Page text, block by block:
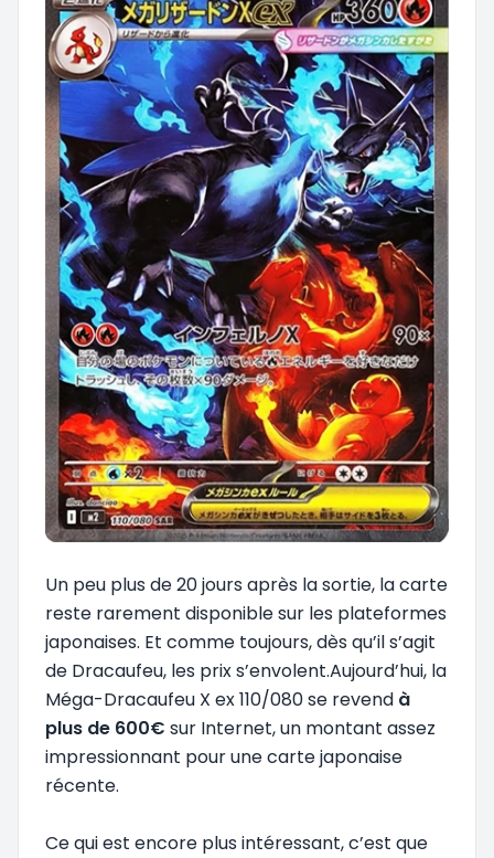
Un peu plus de 20 jours après la sortie, la carte
reste rarement disponible sur les plateformes
japonaises. Et comme toujours, dès qu’il s’agit
de Dracaufeu, les prix s’envolent.Aujourd’hui, la
Méga-Dracaufeu X ex 110/080 se revend à
plus de 600€ sur Internet, un montant assez
impressionnant pour une carte japonaise
récente.
Ce qui est encore plus intéressant, c’est que